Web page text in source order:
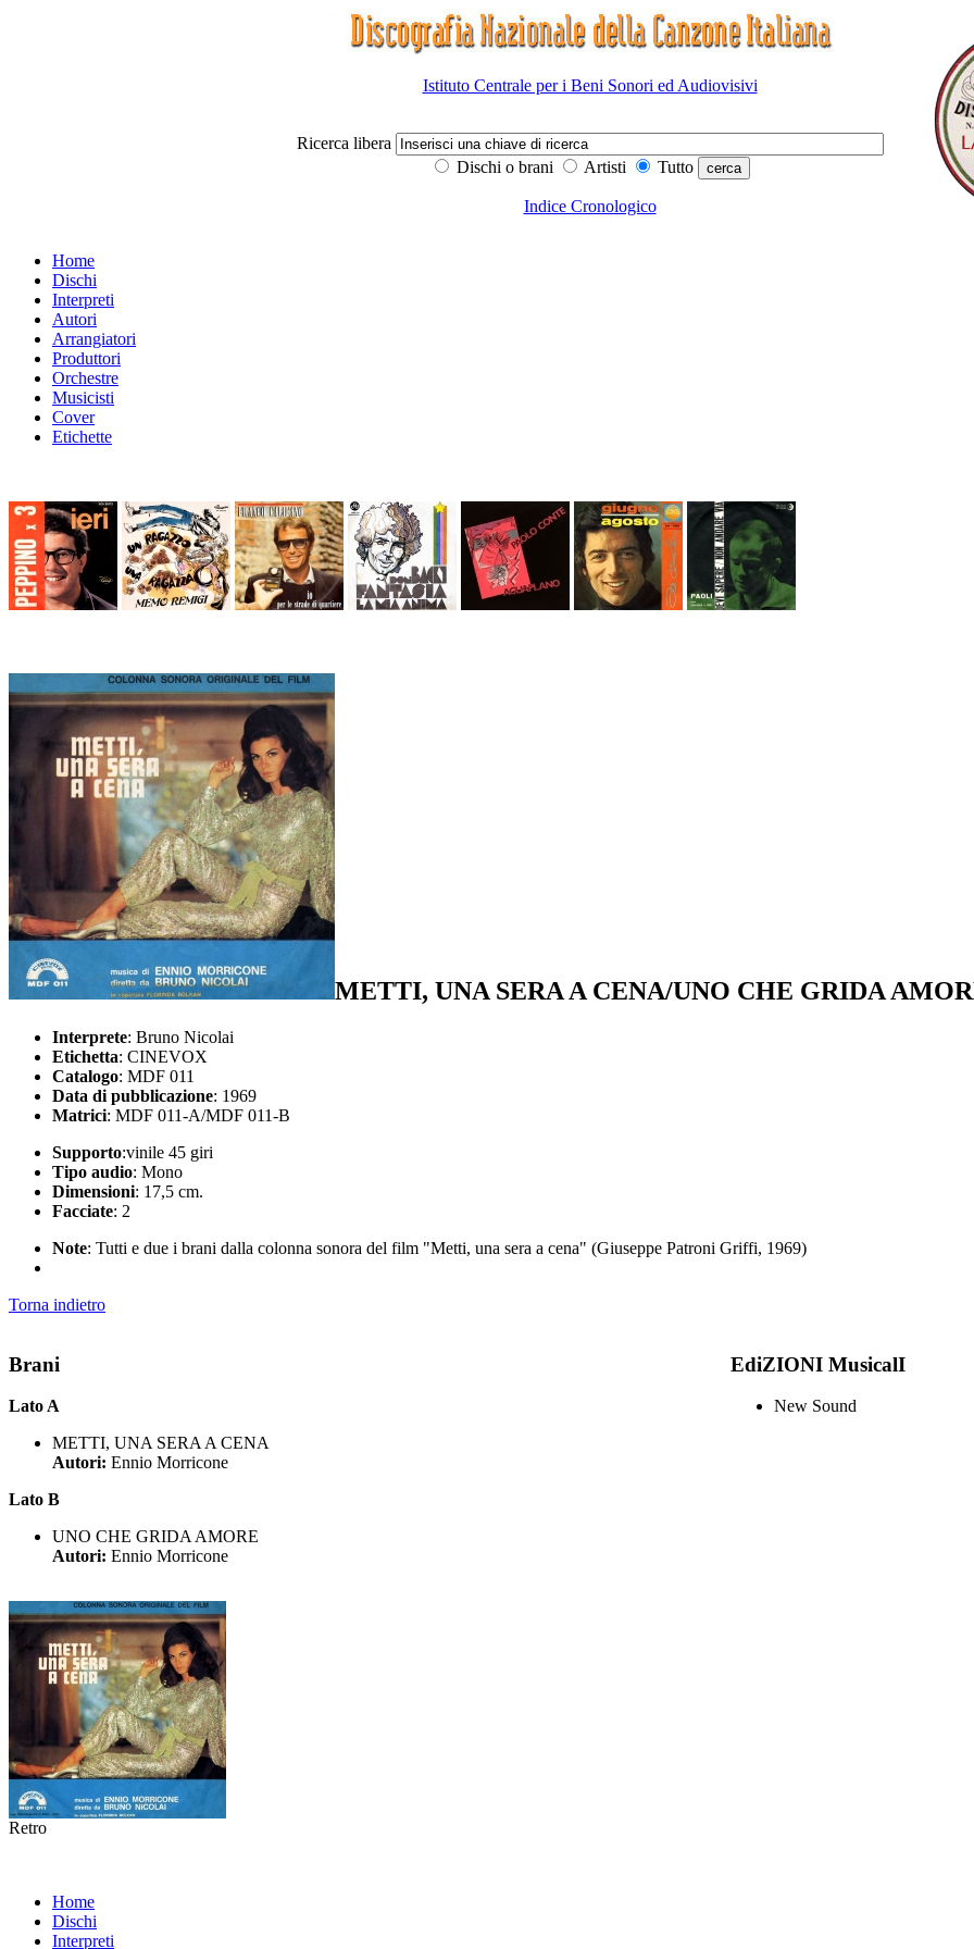
Istituto Centrale per i Beni Sonori ed Audiovisivi
Ricerca libera
Dischi o brani
Artisti Tutto
Indice Cronologico
Home
Dischi
Interpreti
Autori
Arrangiatori
Produttori
Orchestre
Musicisti
Cover
Etichette
METTI, UNA SERA A CENA/UNO CHE GRIDA
Interprete: Bruno Nicolai
Etichetta: CINEVOX
Catalogo: MDF 011
Data di pubblicazione: 1969
Matrici: MDF 011-A/MDF 011-B
Supporto:vinile 45 giri
Tipo audio: Mono
Dimensioni: 17,5 cm.
Facciate: 2
Note: Tutti e due i brani dalla colonna sonora del film "Metti, una sera a cena" (Giuseppe Patroni Griffi, 1969)
Torna indietro
Brani
Lato A
METTI, UNA SERA A CENA
Autori: Ennio Morricone
Lato B
UNO CHE GRIDA AMORE
Autori: Ennio Morricone
EdiZIONI MusicalI
New Sound
Retro
Home
Dischi
Interpreti